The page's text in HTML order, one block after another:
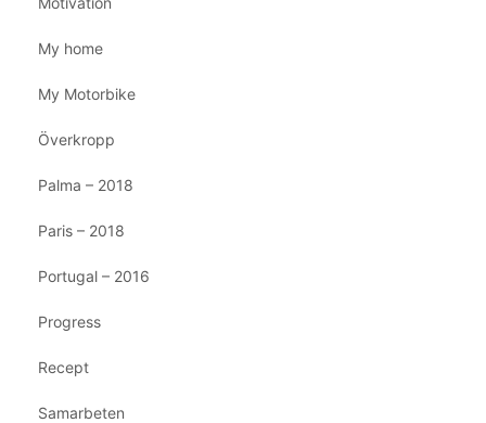
My home
My Motorbike
Överkropp
Palma – 2018
Paris – 2018
Portugal – 2016
Progress
Recept
Samarbeten